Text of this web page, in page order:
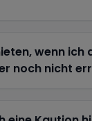
wenn ich
noch nicht